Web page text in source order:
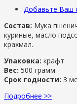
Добавьте Ваш
Состав: Мука
куриные, масло
крахмал.
Упаковка: крафт
Вес: 500 грамм
Срок годности: 3
Подробнее >>